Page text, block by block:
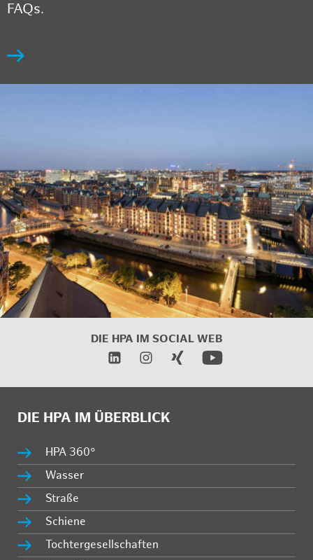
FAQs.
DIE HPA IM SOCIAL WEB
DIE HPA IM ÜBERBLICK
HPA 360°
Wasser
Straße
Schiene
Tochtergesellschaften